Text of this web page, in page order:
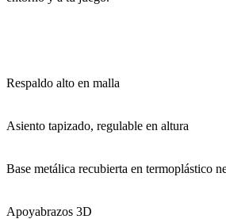
Respaldo alto en malla
Asiento tapizado, regulable en altura
Base metálica recubierta en termoplástico
Apoyabrazos 3D